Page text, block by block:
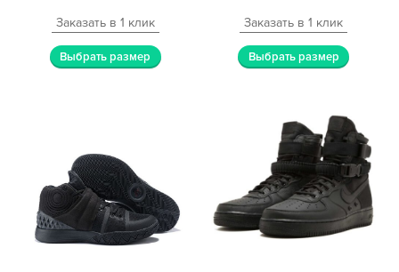
Заказать в 1 клик
Выбрать размер
Заказать в 1 клик
Выбрать размер